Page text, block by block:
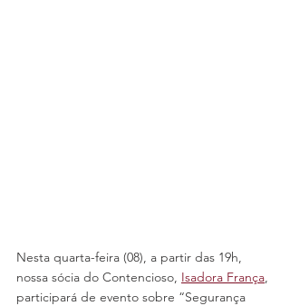
Nesta quarta-feira (08), a partir das 19h,
nossa sócia do Contencioso, Isadora França,
participará de evento sobre “Segurança